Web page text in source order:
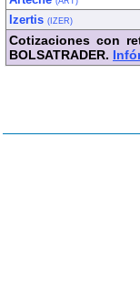
Izertis (IZER)
Cotizaciones con
BOLSATRADER.